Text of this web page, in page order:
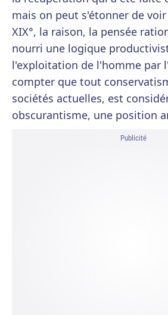
mais on peut s'étonner de
XIX°, la raison, la pensée
nourri une logique
l'exploitation de l'homme par
compter que tout
sociétés actuelles, est
obscurantisme, une position
Publicité